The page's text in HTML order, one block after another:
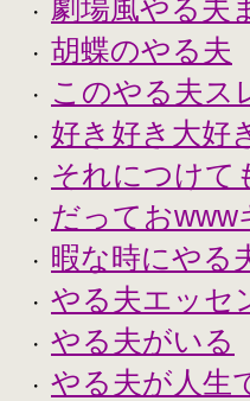
・ 劇場風やる夫
・ 胡蝶のやる夫
・ このやる夫ス
・ 好き好き大好
・ それにつけて
・ だっておwww
・ 暇な時にやる
・ やる夫エッセ
・ やる夫がいる
・ やる夫が人生